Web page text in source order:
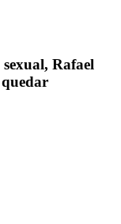
Rafael
quedar